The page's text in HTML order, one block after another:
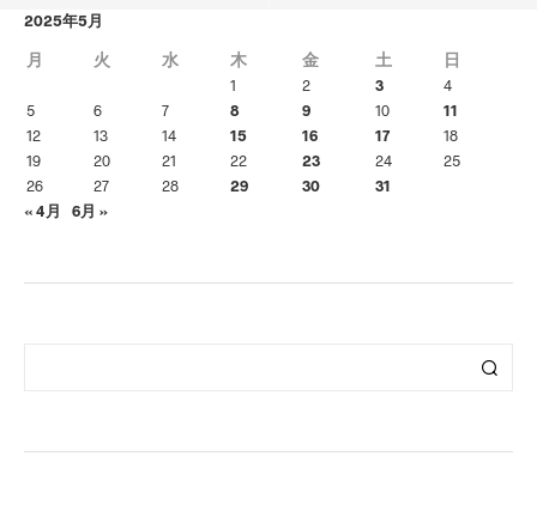
2025年5月
月 火 水 木 金 土 日
1 2 3
4
5
6 7 8 9 10
11
12
13 14 15 16 17
18
19
20 21 22 23 24
25
26
27 28 29 30
31
« 4月
6月 »